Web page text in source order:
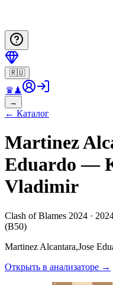
🇷🇺
♛♟
→
← Каталог
Martinez
Eduardo —
Vladimir
Clash of Blames 2024 ·
(B50)
Martinez Alcantara,Jose
Открыть в анализаторе →